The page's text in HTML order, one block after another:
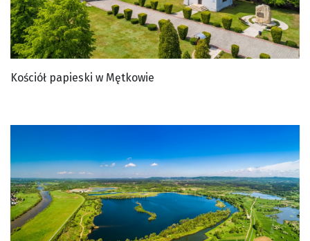
Kościół papieski w Mętkowie